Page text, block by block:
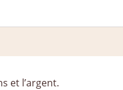
et l’argent.